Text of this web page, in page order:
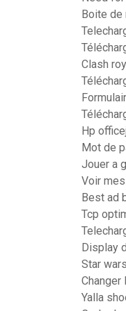
Boite de
Clash
Hp
Mot de
Jouer a
Voir
Best ad
Tcp
Display
Star
Changer
Yalla